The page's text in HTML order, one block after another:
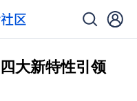
大新特性引领